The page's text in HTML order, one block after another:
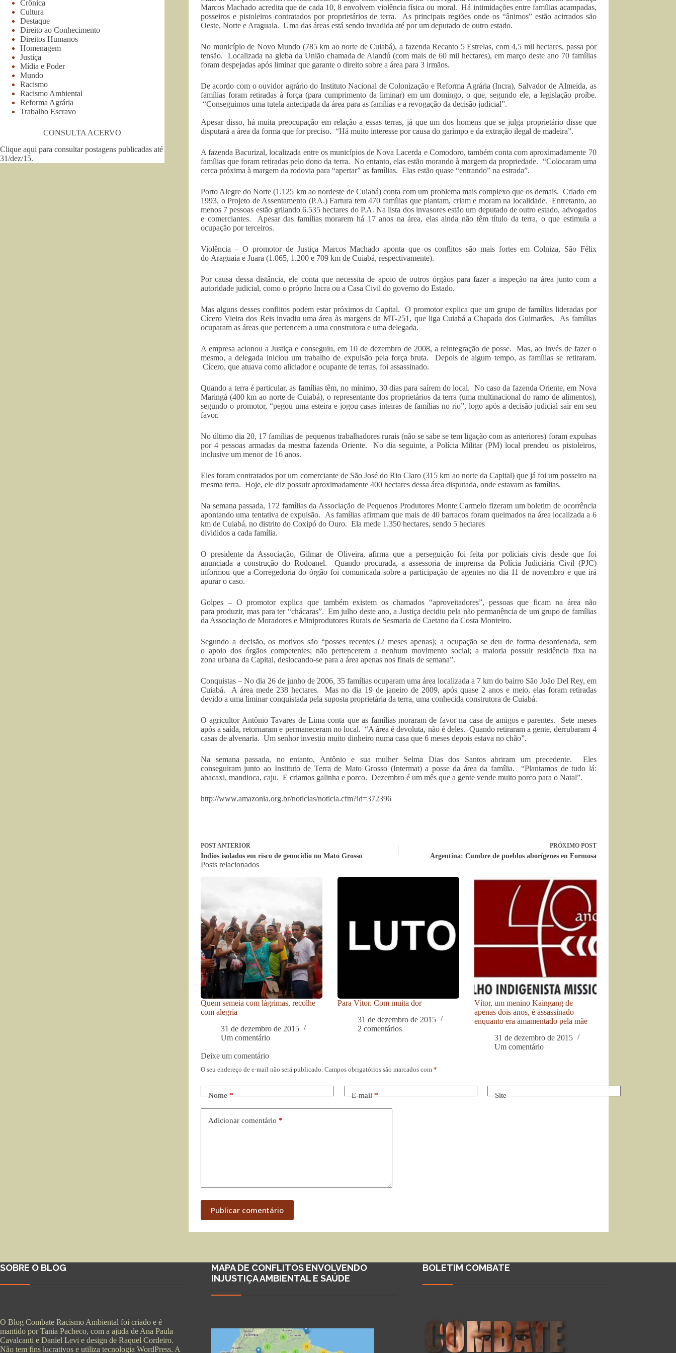
Marcos Machado acredita que de cada 10, 8 envolvem violência física ou moral. Há intimidações entre famílias acampadas,
posseiros e pistoleiros contratados por proprietários de terra. As principais regiões onde os “ânimos” estão acirrados são
Oeste, Norte e Araguaia. Uma das áreas está sendo invadida até por um deputado de outro estado.
No município de Novo Mundo (785 km ao norte de Cuiabá), a fazenda Recanto 5 Estrelas, com 4,5 mil hectares, passa por
tensão. Localizada na gleba da União chamada de Aiandú (com mais de 60 mil hectares), em março deste ano 70 famílias
foram despejadas após liminar que garante o direito sobre a área para 3 irmãos.
De acordo com o ouvidor agrário do Instituto Nacional de Colonização e Reforma Agrária (Incra), Salvador de Almeida, as
famílias foram retiradas à força (para cumprimento da liminar) em um domingo, o que, segundo ele, a legislação proíbe.
“Conseguimos uma tutela antecipada da área para as famílias e a revogação da decisão judicial”.
Apesar disso, há muita preocupação em relação a essas terras, já que um dos homens que se julga proprietário disse que
disputará a área da forma que for preciso. “Há muito interesse por causa do garimpo e da extração ilegal de madeira”.
A fazenda Bacurizal, localizada entre os municípios de Nova Lacerda e Comodoro, também conta com aproximadamente 70
famílias que foram retiradas pelo dono da terra. No entanto, elas estão morando à margem da propriedade. “Colocaram uma
cerca próxima à margem da rodovia para “apertar” as famílias. Elas estão quase “entrando” na estrada”.
Porto Alegre do Norte (1.125 km ao nordeste de Cuiabá) conta com um problema mais complexo que os demais. Criado em
1993, o Projeto de Assentamento (P.A.) Fartura tem 470 famílias que plantam, criam e moram na localidade. Entretanto, ao
menos 7 pessoas estão grilando 6.535 hectares do P.A. Na lista dos invasores estão um deputado de outro estado, advogados
e comerciantes. Apesar das famílias morarem há 17 anos na área, elas ainda não têm título da terra, o que estimula a
ocupação por terceiros.
Violência – O promotor de Justiça Marcos Machado aponta que os conflitos são mais fortes em Colniza, São Félix
do Araguaia e Juara (1.065, 1.200 e 709 km de Cuiabá, respectivamente).
Por causa dessa distância, ele conta que necessita de apoio de outros órgãos para fazer a inspeção na área junto com a
autoridade judicial, como o próprio Incra ou a Casa Civil do governo do Estado.
Mas alguns desses conflitos podem estar próximos da Capital. O promotor explica que um grupo de famílias lideradas por
Cícero Vieira dos Reis invadiu uma área às margens da MT-251, que liga Cuiabá a Chapada dos Guimarães. As famílias
ocuparam as áreas que pertencem a uma construtora e uma delegada.
A empresa acionou a Justiça e conseguiu, em 10 de dezembro de 2008, a reintegração de posse. Mas, ao invés de fazer o
mesmo, a delegada iniciou um trabalho de expulsão pela força bruta. Depois de algum tempo, as famílias se retiraram.
Cícero, que atuava como aliciador e ocupante de terras, foi assassinado.
Quando a terra é particular, as famílias têm, no mínimo, 30 dias para saírem do local. No caso da fazenda Oriente, em Nova
Maringá (400 km ao norte de Cuiabá), o representante dos proprietários da terra (uma multinacional do ramo de alimentos),
segundo o promotor, “pegou uma esteira e jogou casas inteiras de famílias no rio”, logo após a decisão judicial sair em seu
favor.
No último dia 20, 17 famílias de pequenos trabalhadores rurais (não se sabe se tem ligação com as anteriores) foram expulsas
por 4 pessoas armadas da mesma fazenda Oriente. No dia seguinte, a Polícia Militar (PM) local prendeu os pistoleiros,
inclusive um menor de 16 anos.
Eles foram contratados por um comerciante de São José do Rio Claro (315 km ao norte da Capital) que já foi um posseiro na
mesma terra. Hoje, ele diz possuir aproximadamente 400 hectares dessa área disputada, onde estavam as famílias.
Na semana passada, 172 famílias da Associação de Pequenos Produtores Monte Carmelo fizeram um boletim de ocorrência
apontando uma tentativa de expulsão. As famílias afirmam que mais de 40 barracos foram queimados na área localizada a 6
km de Cuiabá, no distrito do Coxipó do Ouro. Ela mede 1.350 hectares, sendo 5 hectares
divididos a cada família.
O presidente da Associação, Gilmar de Oliveira, afirma que a perseguição foi feita por policiais civis desde que foi
anunciada a construção do Rodoanel. Quando procurada, a assessoria de imprensa da Polícia Judiciária Civil (PJC)
informou que a Corregedoria do órgão foi comunicada sobre a participação de agentes no dia 11 de novembro e que irá
apurar o caso.
Golpes – O promotor explica que também existem os chamados “aproveitadores”, pessoas que ficam na área não
para produzir, mas para ter “chácaras”. Em julho deste ano, a Justiça decidiu pela não permanência de um grupo de famílias
da Associação de Moradores e Miniprodutores Rurais de Sesmaria de Caetano da Costa Monteiro.
Segundo a decisão, os motivos são “posses recentes (2 meses apenas); a ocupação se deu de forma desordenada, sem
o apoio dos órgãos competentes; não pertencerem a nenhum movimento social; a maioria possuir residência fixa na
zona urbana da Capital, deslocando-se para a área apenas nos finais de semana”.
Conquistas – No dia 26 de junho de 2006, 35 famílias ocuparam uma área localizada a 7 km do bairro São João Del Rey, em
Cuiabá. A área mede 238 hectares. Mas no dia 19 de janeiro de 2009, após quase 2 anos e meio, elas foram retiradas
devido a uma liminar conquistada pela suposta proprietária da terra, uma conhecida construtora de Cuiabá.
O agricultor Antônio Tavares de Lima conta que as famílias moraram de favor na casa de amigos e parentes. Sete meses
após a saída, retornaram e permaneceram no local. “A área é devoluta, não é deles. Quando retiraram a gente, derrubaram 4
casas de alvenaria. Um senhor investiu muito dinheiro numa casa que 6 meses depois estava no chão”.
Na semana passada, no entanto, Antônio e sua mulher Selma Dias dos Santos abriram um precedente. Eles
conseguiram junto ao Instituto de Terra de Mato Grosso (Intermat) a posse da área da família. “Plantamos de tudo lá:
abacaxi, mandioca, caju. E criamos galinha e porco. Dezembro é um mês que a gente vende muito porco para o Natal”.
http://www.amazonia.org.br/noticias/noticia.cfm?id=372396
POSTANTERIOR
Índios isolados em risco de genocídio no Mato Grosso
PRÓXIMO POST
Argentina: Cumbre de pueblos aborígenes en Formosa
Posts relacionados
Quem semeia com lágrimas, recolhe
com alegria
31 de dezembro de 2015
Um comentário
Para Vítor. Com muita dor
31 de dezembro de 2015
2 comentários
Vítor, um menino Kaingang de
apenas dois anos, é assassinado
enquanto era amamentado pela mãe
31 de dezembro de 2015
Um comentário
Deixe um comentário
O seu endereço de e-mail não será publicado. Campos obrigatórios são marcados com *
Nome* E-mail* Site
Adicionar comentário *
Publicar comentário
Crônica
Cultura
Destaque
Direito ao Conhecimento
Direitos Humanos
Homenagem
Justiça
Mídia e Poder
Mundo
Racismo
Racismo Ambiental
Reforma Agrária
Trabalho Escravo
CONSULTA ACERVO
Clique aqui para consultar postagens publicadas até
31/dez/15.
SOBRE O BLOG
O Blog Combate Racismo Ambiental foi criado e é
mantido por Tania Pacheco, com a ajuda de Ana Paula
Cavalcanti e Daniel Levi e design de Raquel Cordeiro.
Não tem fins lucrativos e utiliza tecnologia WordPress. A
MAPA DE CONFLITOS ENVOLVENDO
INJUSTIÇA AMBIENTAL E SAÚDE
BOLETIM COMBATE